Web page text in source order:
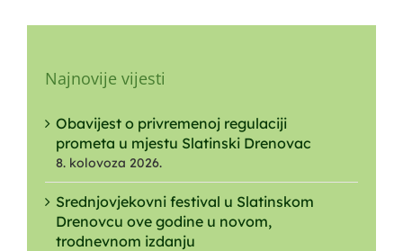
Najnovije vijesti
Obavijest o privremenoj regulaciji
prometa u mjestu Slatinski Drenovac
8. kolovoza 2026.
Srednjovjekovni festival u Slatinskom
Drenovcu ove godine u novom,
trodnevnom izdanju